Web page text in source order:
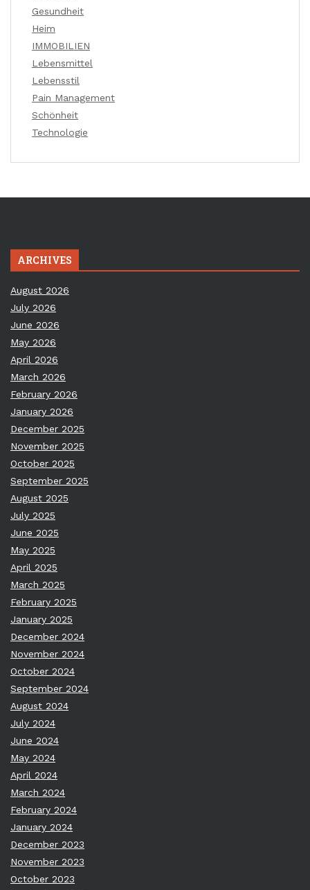
Gesundheit
Heim
IMMOBILIEN
Lebensmittel
Lebensstil
Pain Management
Schönheit
Technologie
ARCHIVES
August 2026
July 2026
June 2026
May 2026
April 2026
March 2026
February 2026
January 2026
December 2025
November 2025
October 2025
September 2025
August 2025
July 2025
June 2025
May 2025
April 2025
March 2025
February 2025
January 2025
December 2024
November 2024
October 2024
September 2024
August 2024
July 2024
June 2024
May 2024
April 2024
March 2024
February 2024
January 2024
December 2023
November 2023
October 2023